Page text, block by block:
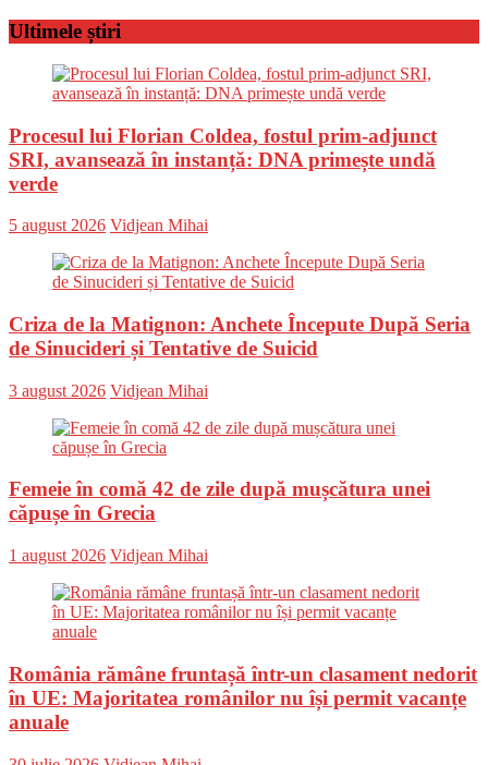
Ultimele știri
Procesul lui Florian Coldea, fostul prim-adjunct
SRI, avansează în instanță: DNA primește undă
verde
Posted
5 august 2026 Author
Vidjean Mihai
Criza de la Matignon: Anchete Începute După Seria
de Sinucideri și Tentative de Suicid
Posted
3 august 2026 Author
Vidjean Mihai
Femeie în comă 42 de zile după mușcătura unei
căpușe în Grecia
Posted
1 august 2026 Author
Vidjean Mihai
România rămâne fruntașă într-un clasament nedorit
în UE: Majoritatea românilor nu își permit vacanțe
anuale